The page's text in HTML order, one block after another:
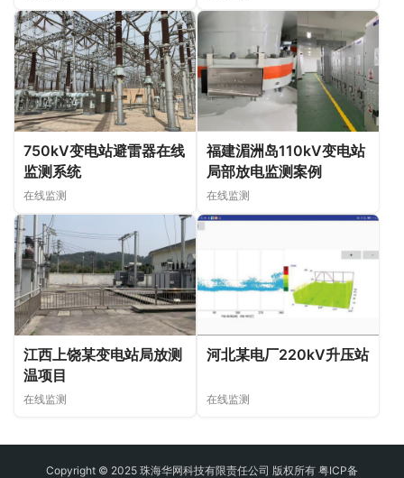
750kV变电站避雷器在线
监测系统
在线监测
福建湄洲岛110kV变电站
局部放电监测案例
在线监测
江西上饶某变电站局放测
温项目
在线监测
河北某电厂220kV升压站
在线监测
Copyright © 2025 珠海华网科技有限责任公司 版权所有 粤ICP备